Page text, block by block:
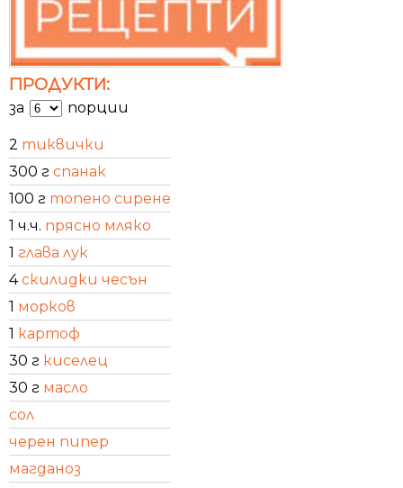
ПРОДУКТИ:
за порции
2 тиквички
300 г спанак
100 г топено сирене
1 ч.ч. прясно мляко
1 глава лук
4скилидки чесън
1 морков
1 картоф
30 г киселец
30 г масло
сол
черен пипер
магданоз